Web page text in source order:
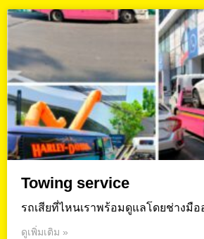
Towing service
รถเสียที่ไหนเราพร้อมดูแลโดยช่างมื
ดูเพิ่มเติม »